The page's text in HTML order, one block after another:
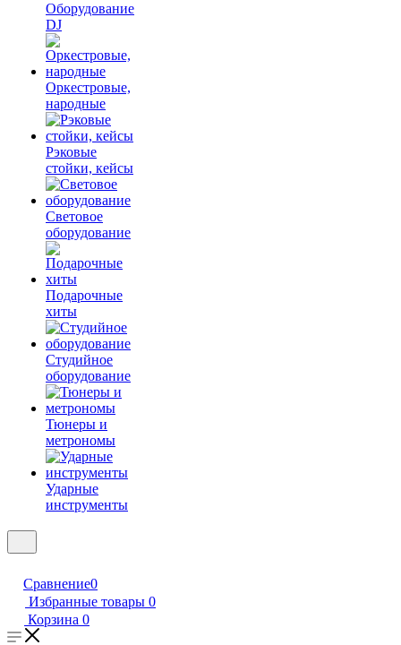
Оборудование
DJ
Оркестровые,
народные
Рэковые
стойки, кейсы
Световое
оборудование
Подарочные
хиты
Студийное
оборудование
Тюнеры и
метрономы
Ударные
инструменты
Сравнение0
Избранные товары 0
Корзина 0